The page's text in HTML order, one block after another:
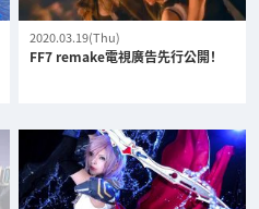
2020.03.19(Thu)
FF7 remake電視廣告先行公開！